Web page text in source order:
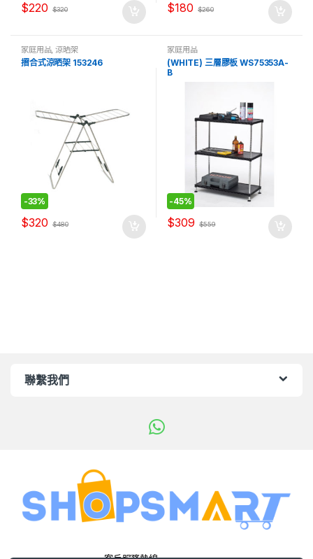
$220 $320 $180 $260
家庭用品, 涼晒架
摺合式涼晒架 153246
-33%
$320 $480
家庭用品
(WHITE) 三層膠板 WS75353A-
B
-45%
$309 $559
聯繫我們